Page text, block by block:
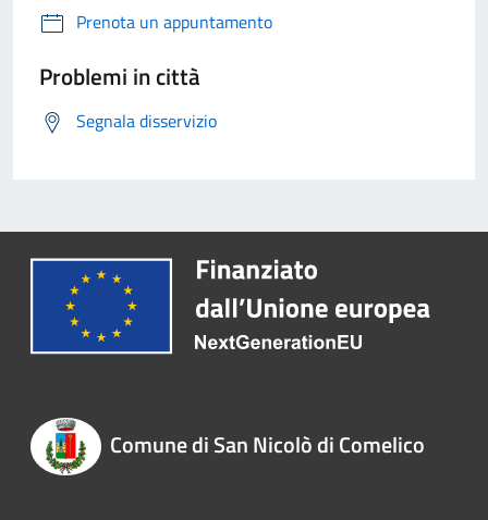
Prenota un appuntamento
Problemi in città
Segnala disservizio
Comune di San Nicolò di Comelico